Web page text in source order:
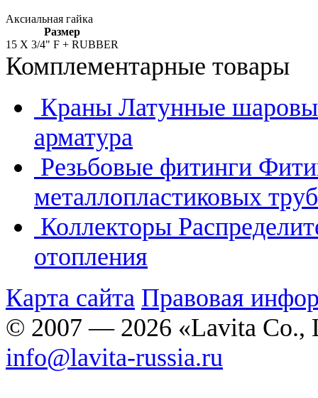
Аксиальная гайка
Размер
15 X 3/4" F + RUBBER
Комплементарные товары
Краны Латунные
арматура
Резьбовые фитинги
металлопластиковых труб
Коллекторы
отопления
Карта сайта Правовая
© 2007 — 2026 «Lavita Co.,
info@lavita-russia.ru